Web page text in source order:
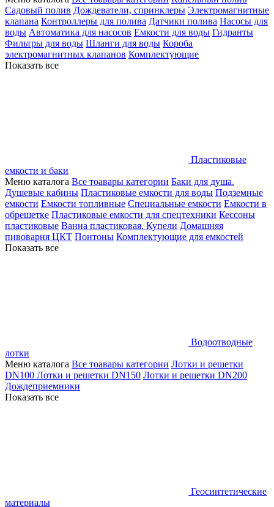
Садовый полив Дождеватели, спринклеры Электромагнитные
клапана Контроллеры для полива Датчики полива Насосы для
воды Автоматика для насосов Емкости для воды Гидранты
Фильтры для воды Шланги для воды Короба
электромагнитных клапанов Комплектующие
Показать все
Пластиковые
емкости и баки
Меню каталога Все тоавары категории Баки для душа.
Душевые кабины Пластиковые емкости для воды Подземные
емкости Емкости топливные Специальные емкости Емкости в
обрешетке Пластиковые емкости для спецтехники Кессоны
пластиковые Ванна пластиковая. Купели Домашняя
пивоварня ЦКТ Понтоны Комплектующие для емкостей
Показать все
Водоотводные
лотки
Меню каталога Все тоавары категории Лотки и решетки
DN100 Лотки и решетки DN150 Лотки и решетки DN200
Дождеприемники
Показать все
Геосинтетические
материалы